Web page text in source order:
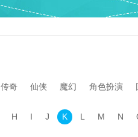
传奇 仙侠 魔幻 角色扮演
H I J K L M N